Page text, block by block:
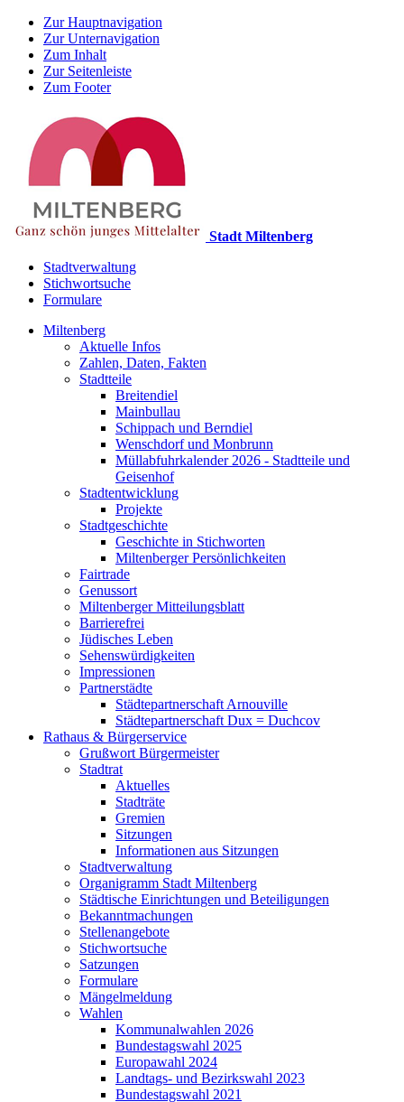
Zur Hauptnavigation
Zur Unternavigation
Zum Inhalt
Zur Seitenleiste
Zum Footer
Stadt Miltenberg
Stadtverwaltung
Stichwortsuche
Formulare
Miltenberg
Aktuelle Infos
Zahlen, Daten, Fakten
Stadtteile
Breitendiel
Mainbullau
Schippach und Berndiel
Wenschdorf und Monbrunn
Müllabfuhrkalender 2026 - Stadtteile und
Geisenhof
Stadtentwicklung
Projekte
Stadtgeschichte
Geschichte in Stichworten
Miltenberger Persönlichkeiten
Fairtrade
Genussort
Miltenberger Mitteilungsblatt
Barrierefrei
Jüdisches Leben
Sehenswürdigkeiten
Impressionen
Partnerstädte
Städtepartnerschaft Arnouville
Städtepartnerschaft Dux = Duchcov
Rathaus & Bürgerservice
Grußwort Bürgermeister
Stadtrat
Aktuelles
Stadträte
Gremien
Sitzungen
Informationen aus Sitzungen
Stadtverwaltung
Organigramm Stadt Miltenberg
Städtische Einrichtungen und Beteiligungen
Bekanntmachungen
Stellenangebote
Stichwortsuche
Satzungen
Formulare
Mängelmeldung
Wahlen
Kommunalwahlen 2026
Bundestagswahl 2025
Europawahl 2024
Landtags- und Bezirkswahl 2023
Bundestagswahl 2021